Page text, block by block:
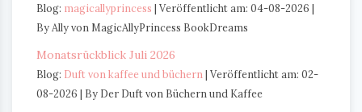
Blog: magicallyprincess
Veröffentlicht am: 04-08-2026
By Ally von MagicAllyPrincess BookDreams
Monatsrückblick Juli 2026
Blog: Duft von kaffee und büchern
Veröffentlicht am: 02-
08-2026
By Der Duft von Büchern und Kaffee